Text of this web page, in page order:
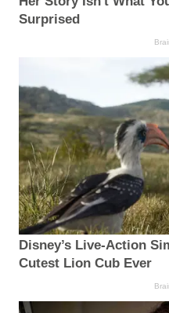
Surprised
Disney’s Live-Action
Cutest Lion Cub Ever